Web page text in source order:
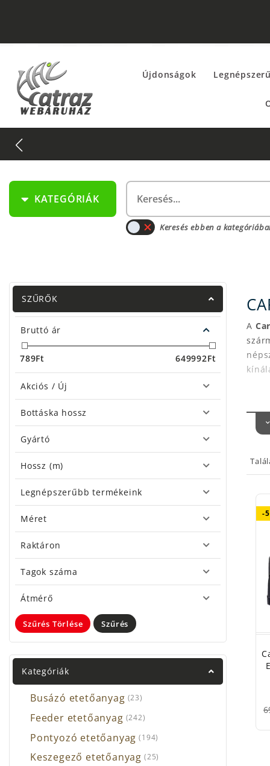
Újdonságok
KATEGÓRIÁK
Keresés ebben a
SZŰRŐK
Bruttó ár
789Ft Ft
649992
Akciós / Új
Bottáska hossz
Gyártó
Hossz (m)
Legnépszerűbb termékeink
Méret
Raktáron
Tagok száma
Átmérő
Szűrés Törlése Szűrés
Kategóriák
Busázó etetőanyag (23)
Feeder etetőanyag (242)
Pontyozó etetőanyag (194)
Keszegező etetőanyag (25)
A
az
A
A
-